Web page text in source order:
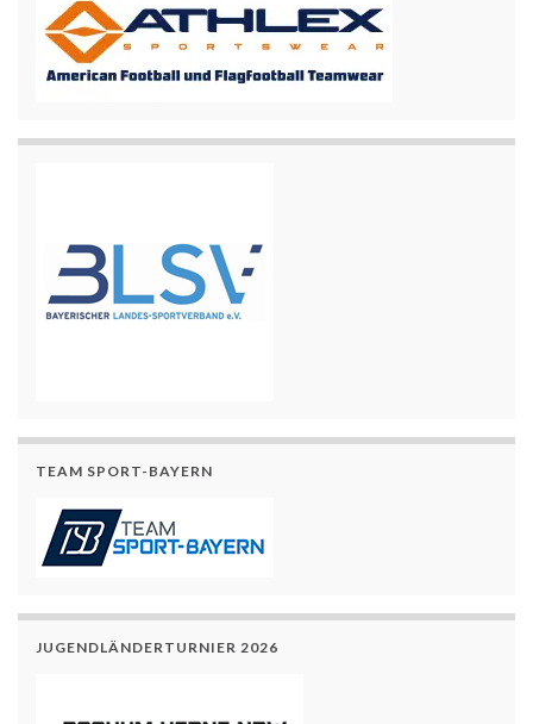
TEAM SPORT-BAYERN
JUGENDLÄNDERTURNIER 2026